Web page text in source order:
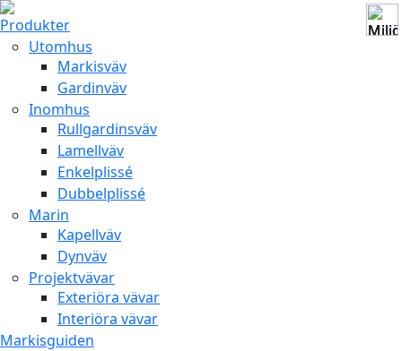
Produkter
Utomhus
Markisväv
Gardinväv
Inomhus
Rullgardinsväv
Lamellväv
Enkelplissé
Dubbelplissé
Marin
Kapellväv
Dynväv
Projektvävar
Exteriöra vävar
Interiöra vävar
Markisguiden